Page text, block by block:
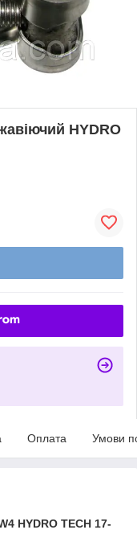
HYDRO
Оплата Умови
HYDRO TECH 17-